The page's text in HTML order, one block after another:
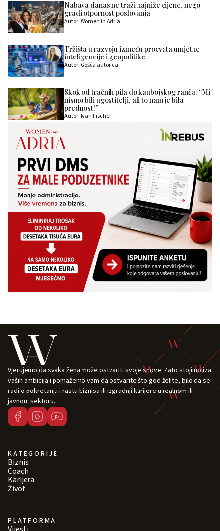
Nabava danas ne traži najniže cijene, nego
gradi otpornost poslovanja
Autor: Women in Adria
Tržišta u razvoju između procvata umjetne
inteligencije i geopolitike
Autor: Gošća autorica
Skok od tračnih pila do kaubojskog ranča: “Mi
nismo bili ugostitelji, ali to nam je bila
prednost!”
Autor: Ivan Fischer
Vjerujemo da svaka žena može ostvariti svoje snove. Zato stojimo iza
vaših ambicija i pomažemo vam da ostvarite što god želite, bilo da se
radi o pokretanju i rastu biznisa ili izgradnji karijere u realnom ili
javnom sektoru.
KATEGORIJE
Biznis
Coach
Karijera
Život
PLATFORMA